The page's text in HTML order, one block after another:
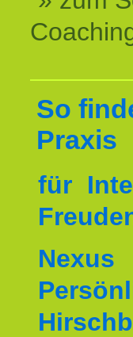
So
Praxis
für